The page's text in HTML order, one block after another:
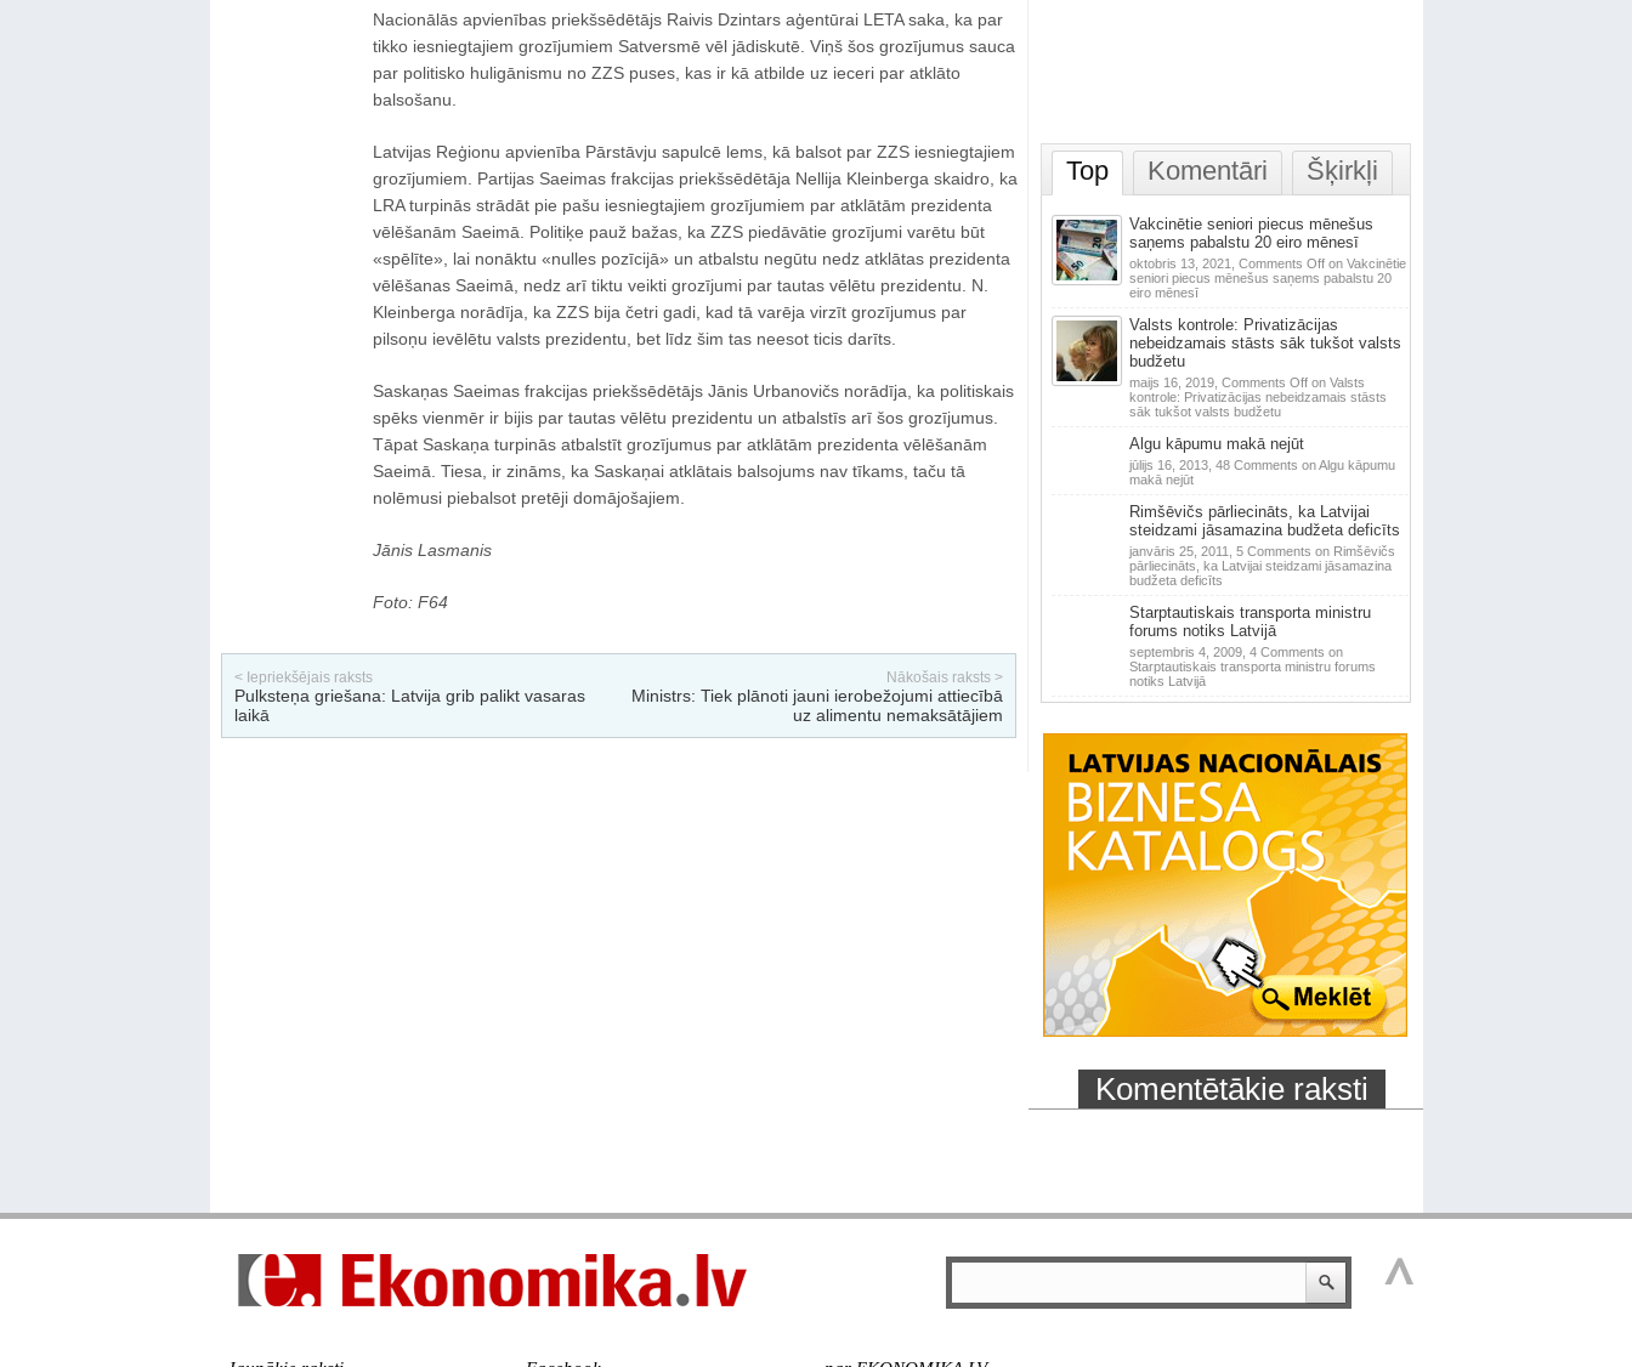
Nacionālās apvienības priekšsēdētājs Raivis Dzintars aģentūrai LETA saka, ka par
tikko iesniegtajiem grozījumiem Satversmē vēl jādiskutē. Viņš šos grozījumus sauca
par politisko huligānismu no ZZS puses, kas ir kā atbilde uz ieceri par atklāto
balsošanu.
Latvijas Reģionu apvienība Pārstāvju sapulcē lems, kā balsot par ZZS iesniegtajiem
grozījumiem. Partijas Saeimas frakcijas priekšsēdētāja Nellija Kleinberga skaidro, ka
LRA turpinās strādāt pie pašu iesniegtajiem grozījumiem par atklātām prezidenta
vēlēšanām Saeimā. Politiķe pauž bažas, ka ZZS piedāvātie grozījumi varētu būt
«spēlīte», lai nonāktu «nulles pozīcijā» un atbalstu negūtu nedz atklātas prezidenta
vēlēšanas Saeimā, nedz arī tiktu veikti grozījumi par tautas vēlētu prezidentu. N.
Kleinberga norādīja, ka ZZS bija četri gadi, kad tā varēja virzīt grozījumus par
pilsoņu ievēlētu valsts prezidentu, bet līdz šim tas neesot ticis darīts.
Saskaņas Saeimas frakcijas priekšsēdētājs Jānis Urbanovičs norādīja, ka politiskais
spēks vienmēr ir bijis par tautas vēlētu prezidentu un atbalstīs arī šos grozījumus.
Tāpat Saskaņa turpinās atbalstīt grozījumus par atklātām prezidenta vēlēšanām
Saeimā. Tiesa, ir zināms, ka Saskaņai atklātais balsojums nav tīkams, taču tā
nolēmusi piebalsot pretēji domājošajiem.
Jānis Lasmanis
Foto: F64
< Iepriekšējais raksts
Pulksteņa griešana: Latvija grib palikt vasaras
laikā
Nākošais raksts >
Ministrs: Tiek plānoti jauni ierobežojumi attiecībā
uz alimentu nemaksātājiem
Top Komentāri Šķirkļi
Vakcinētie seniori piecus mēnešus
saņems pabalstu 20 eiro mēnesī
oktobris 13, 2021, Comments Offon Vakcinētie
seniori piecus mēnešus saņems pabalstu 20
eiro mēnesī
Valsts kontrole: Privatizācijas
nebeidzamais stāsts sāk tukšot valsts
budžetu
maijs 16, 2019, Comments Offon Valsts
kontrole: Privatizācijas nebeidzamais stāsts
sāk tukšot valsts budžetu
Algu kāpumu makā nejūt
jūlijs 16, 2013, 48 Comments on Algu kāpumu
makā nejūt
Rimšēvičs pārliecināts, ka Latvijai
steidzami jāsamazina budžeta deficīts
janvāris 25, 2011, 5 Comments on Rimšēvičs
pārliecināts, ka Latvijai steidzami jāsamazina
budžeta deficīts
Starptautiskais transporta ministru
forums notiks Latvijā
septembris 4, 2009, 4 Comments on
Starptautiskais transporta ministru forums
notiks Latvijā
Komentētākie raksti